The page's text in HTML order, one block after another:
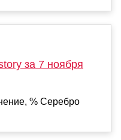
за 7 ноября
% Серебро